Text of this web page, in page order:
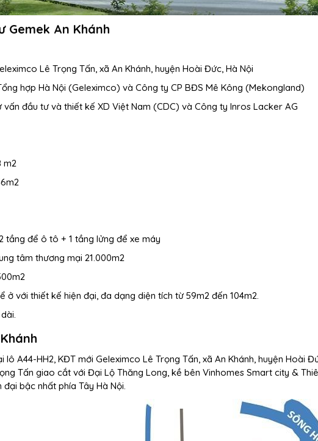
Gemek An Khánh
Lê Trọng Tấn, xã An Khánh, huyện Hoài Đức, Hà Nội
hợp Hà Nội (Geleximco) và Công ty CP BĐS Mê Kông (Mekongland)
đầu tư và thiết kế XD Việt Nam (CDC) và Công ty Inros Lacker AG
m2
tầng để ô tô + 1 tầng lửng để xe máy
tâm thương mại 21.000m2
ở với thiết kế hiện đại, đa dạng diện tích từ 59m2 đến 104m2.
A44-HH2, KĐT mới Geleximco Lê Trọng Tấn, xã An Khánh, huyện Hoài
Tấn giao cắt với Đại Lộ Thăng Long, kề bên Vinhomes Smart city &
bậc nhất phía Tây Hà Nội.